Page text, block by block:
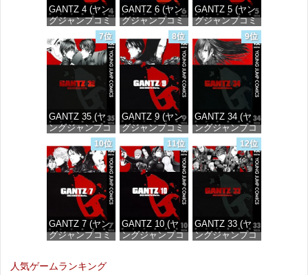
GANTZ 4 (ヤン
グジャンプコミ
ックスDIGITAL)
価格：¥100
GANTZ 6 (ヤン
グジャンプコミ
ックスDIGITAL)
価格：¥100
GANTZ 5 (ヤン
グジャンプコミ
ックスDIGITAL)
価格：¥100
7位
GANTZ 35 (ヤ
ングジャンプコ
DIGITAL)
価格：¥100
8位
GANTZ 9 (ヤン
グジャンプコミ
ックスDIGITAL)
価格：¥100
9位
GANTZ 34 (ヤ
ングジャンプコ
DIGITAL)
価格：¥100
10位
GANTZ 7 (ヤン
グジャンプコミ
価格：¥100
11位
GANTZ 10 (ヤ
ングジャンプコ
12位
GANTZ 33 (ヤ
ングジャンプコ
人気ゲームランキング